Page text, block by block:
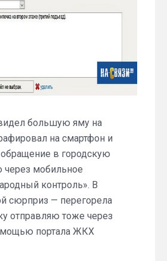
большую яму на
на смартфон и
обращение в городскую
мобильное
контроль». В
сюрприз — перегорела
отправляю тоже через
портала ЖКХ